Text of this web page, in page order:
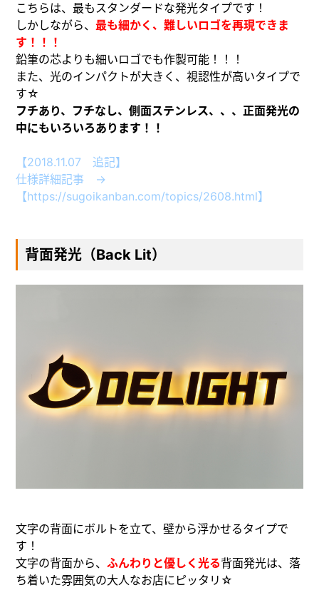
こちらは、最もスタンダードな発光タイプです！
しかしながら、最も細かく、難しいロゴを再現できま
す！！！
鉛筆の芯よりも細いロゴでも作製可能！！！
また、光のインパクトが大きく、視認性が高いタイプで
す☆
フチあり、フチなし、側面ステンレス、、、正面発光の
中にもいろいろあります！！
【2018.11.07 追記】
仕様詳細記事 →
【https://sugoikanban.com/topics/2608.html】
背面発光（Back Lit）
文字の背面にボルトを立て、壁から浮かせるタイプで
す！
文字の背面から、ふんわりと優しく光る背面発光は、落
ち着いた雰囲気の大人なお店にピッタリ☆